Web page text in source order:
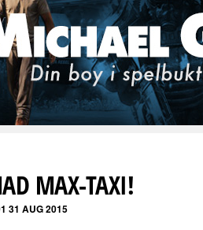
MAX-TAXI!
31 AUG 2015